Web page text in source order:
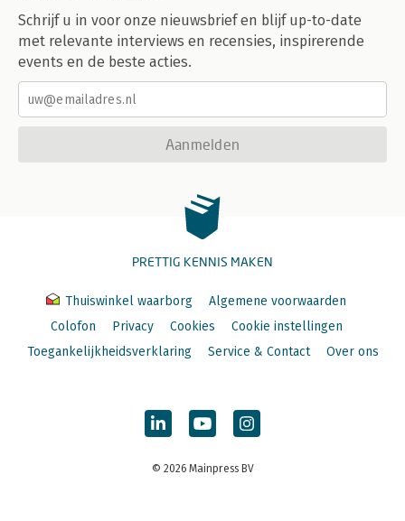
Schrijf u in voor onze nieuwsbrief en blijf up-to-date
met relevante interviews en recensies, inspirerende
events en de beste acties.
Aanmelden
PRETTIG KENNIS MAKEN
Thuiswinkel waarborg
Algemene voorwaarden
Colofon
Privacy Cookies
Cookie instellingen
Toegankelijkheidsverklaring
Service & Contact Over ons
© 2026 Mainpress BV